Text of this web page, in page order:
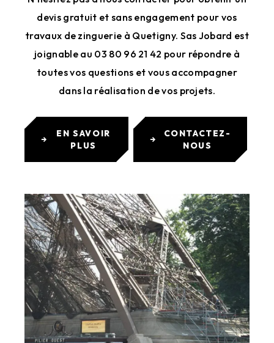
devis gratuit et sans engagement pour vos
travaux de zinguerie à Quetigny. Sas Jobard est
joignable au 03 80 96 21 42 pour répondre à
toutes vos questions et vous accompagner
dans la réalisation de vos projets.
EN SAVOIR
PLUS
CONTACTEZ-
NOUS